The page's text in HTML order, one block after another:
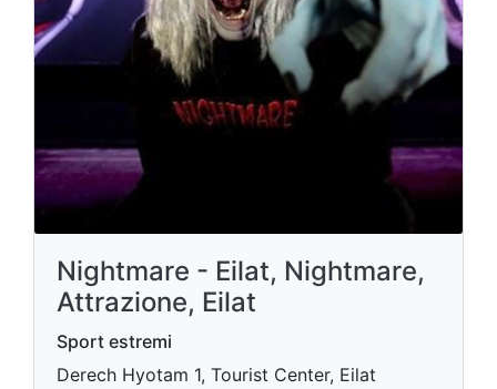
Nightmare - Eilat, Nightmare,
Attrazione, Eilat
Sport estremi
Derech Hyotam 1, Tourist Center, Eilat